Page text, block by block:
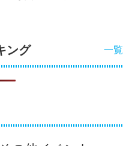
一覧
ング